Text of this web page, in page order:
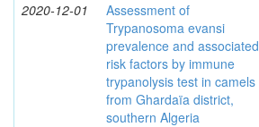
2020-12-01
Assessment of
Trypanosoma evansi
prevalence and associated
risk factors by immune
trypanolysis test in camels
from Ghardaïa district,
southern Algeria